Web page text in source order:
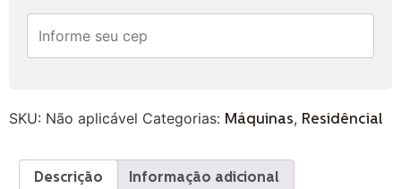
SKU: Não aplicável Categorias: Máquinas, Residêncial
Descrição Informação adicional